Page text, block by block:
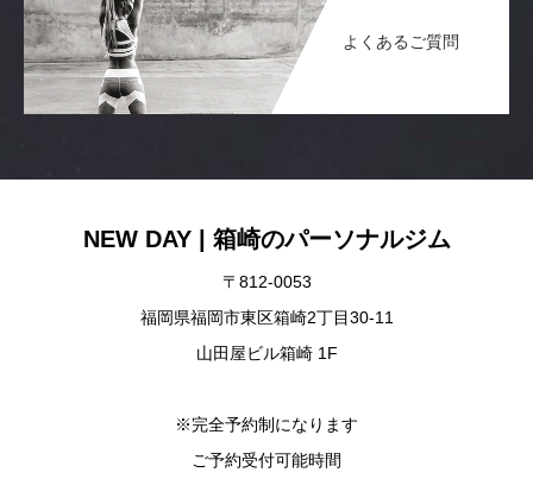
よくあるご質問
NEW DAY | 箱崎のパーソナルジム
〒812-0053
福岡県福岡市東区箱崎2丁目30-11
山田屋ビル箱崎 1F
※完全予約制になります
ご予約受付可能時間